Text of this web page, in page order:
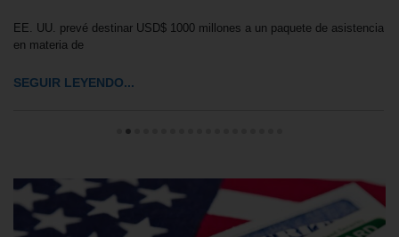
EE. UU. prevé destinar USD$ 1000 millones a un paquete de asistencia
en materia de
SEGUIR LEYENDO...